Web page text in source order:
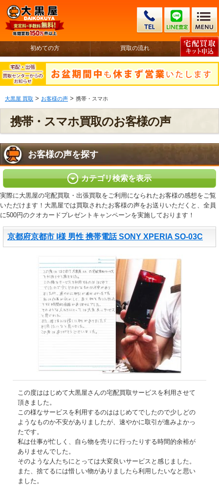
初めての方 買取の流れ
大黒屋 買取 > お客様の声 > 携帯・スマホ
携帯・スマホ買取のお客様の声
お客様の声を探す
カテゴリ検索を表示
実際に大黒屋の宅配買取・出張買取をご利用になられたお客様の感想をご覧
いただけます！大黒屋では買取されたお客様の声をお送りいただくと、全員
に500円のクオカードプレゼントキャンペーンを実施しております！
京都府京都市 I様 男性 携帯電話 SONY XPERIA SO-03C
この度ははじめて大黒屋さんの宅配買取サービスを利用させて
頂きました。
この様なサービスを利用するのははじめてでしたので少しどの
ようなものか不安がありましたが、速やかに取引が進みよかっ
たです。
私は仕事が忙しく、自ら物を売りに行ったりする時間的余裕が
ありませんでした。
そのような人たちにとっては大変良いサービスと感じました。
また、捨てるには惜しい物がありましたら利用したいなと思い
ました。